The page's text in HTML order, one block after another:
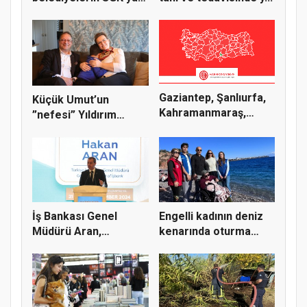
Küçük Umut’un
”nefesi” Yıldırım
Gaziantep, Şanlıurfa,
Kahramanmaraş,
İş Bankası Genel
Müdürü Aran,
Engelli kadının deniz
kenarında oturma